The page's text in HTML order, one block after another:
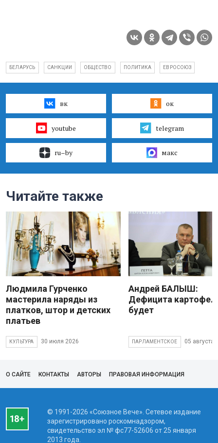
БЕЛАРУСЬ САНКЦИИ ОБЩЕСТВО ПОЛИТИКА ЕВРОСОЮЗ
вк ок
youtube telegram
ru–by макс
Читайте также
Людмила Гурченко
мастерила наряды из
платков, штор и детских
платьев
КУЛЬТУРА 30 июля 2026
Андрей БАЛЫШ:
Дефицита
будет
ПАРЛАМЕНТСКОЕ 05 августа
О САЙТЕ КОНТАКТЫ АВТОРЫ ПРАВОВАЯ ИНФОРМАЦИЯ
© 1991-2026 «Союзное Вече». Сетевое издание
зарегистрировано роскомнадзором,
свидетельство эл № фc77-52606 от 25 января
2013 года.